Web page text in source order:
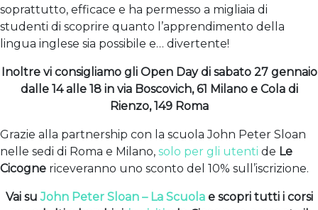
soprattutto, efficace e ha permesso a migliaia di
studenti di scoprire quanto l’apprendimento della
lingua inglese sia possibile e… divertente!
Inoltre vi consigliamo gli Open Day di sabato 27 gennaio
dalle 14 alle 18 in via Boscovich, 61 Milano e Cola di
Rienzo, 149 Roma
Grazie alla partnership con la scuola John Peter Sloan
nelle sedi di Roma e Milano, solo per gli utenti de Le
Cicogne riceveranno uno sconto del 10% sull’iscrizione.
Vai su John Peter Sloan – La Scuolae scopri tutti i corsi